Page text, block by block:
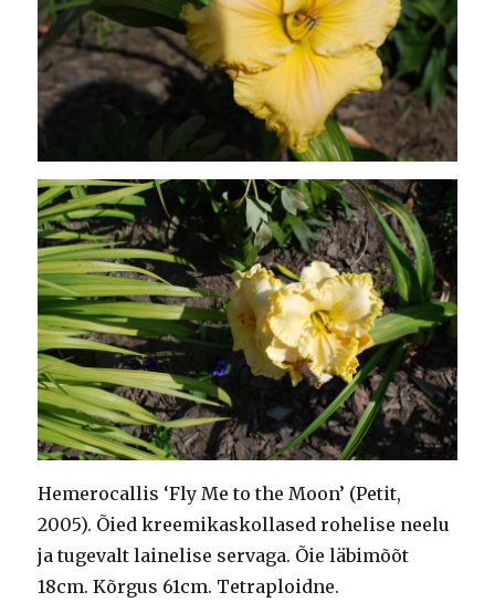
Hemerocallis ‘Fly Me to the Moon’ (Petit,
2005). Õied kreemikaskollased rohelise neelu
ja tugevalt lainelise servaga. Õie läbimõõt
18cm. Kõrgus 61cm. Tetraploidne.